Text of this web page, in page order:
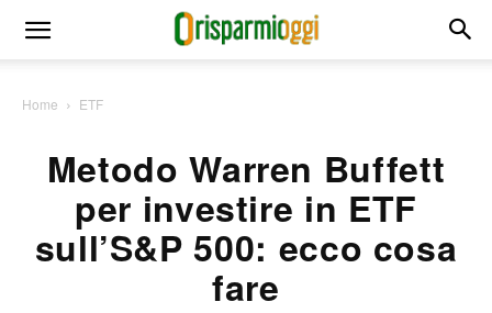
Home ETF
Metodo Warren Buffett
per investire in ETF
sull’S&P 500: ecco cosa
fare